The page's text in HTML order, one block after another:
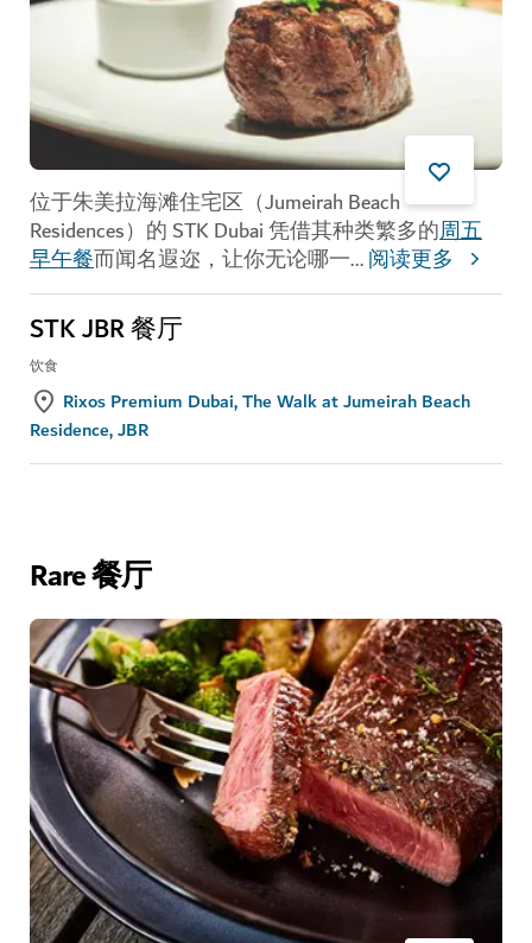
位于朱美拉海滩住宅区（Jumeirah Beach
Residences）的 STK Dubai 凭借其种类繁多的周五
早午餐而闻名遐迩，让你无论哪一...阅读更多
STK JBR 餐厅
饮食
Rixos Premium Dubai, The Walk at Jumeirah Beach
Residence, JBR
Rare 餐厅